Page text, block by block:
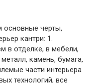
основные черты,
кантри: 1.
в отделке, в мебели,
камень, бумага,
части интерьера
технологий, все